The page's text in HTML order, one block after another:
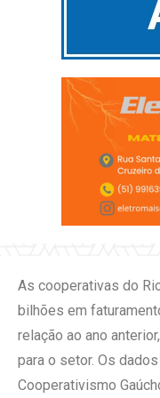
As cooperativas do
bilhões em
relação ao ano
para o setor. Os
Cooperativismo